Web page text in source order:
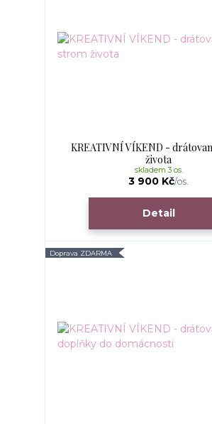
KREATIVNÍ VÍKEND -
života
3 900 Kč/os.
skladem 3 os.
Detail
Doprava ZDARMA